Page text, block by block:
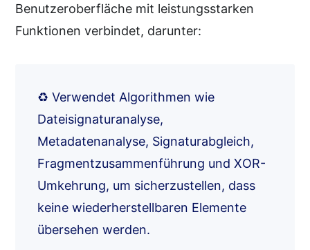
Benutzeroberfläche mit leistungsstarken
Funktionen verbindet, darunter:
♻️ Verwendet Algorithmen wie
Dateisignaturanalyse,
Metadatenanalyse, Signaturabgleich,
Fragmentzusammenführung und XOR-
Umkehrung, um sicherzustellen, dass
keine wiederherstellbaren Elemente
übersehen werden.